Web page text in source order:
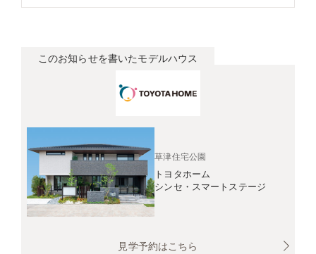
このお知らせを書いたモデルハウス
草津住宅公園
トヨタホーム
シンセ・スマートステージ
見学予約はこちら